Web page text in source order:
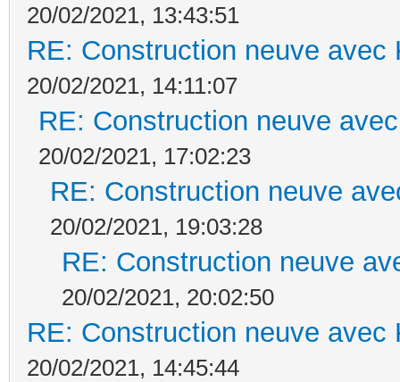
20/02/2021, 13:43:51
RE: Construction neuve avec
20/02/2021, 14:11:07
RE: Construction neuve
20/02/2021, 17:02:23
RE: Construction neuve
20/02/2021, 19:03:28
RE: Construction neuve
20/02/2021, 20:02:50
RE: Construction neuve avec
20/02/2021, 14:45:44